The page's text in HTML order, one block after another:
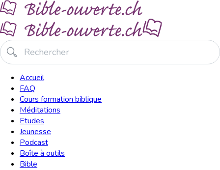
Accueil
FAQ
Cours formation biblique
Méditations
Etudes
Jeunesse
Podcast
Boîte à outils
Bible